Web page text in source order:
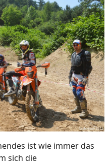
ist wie immer das
sich die